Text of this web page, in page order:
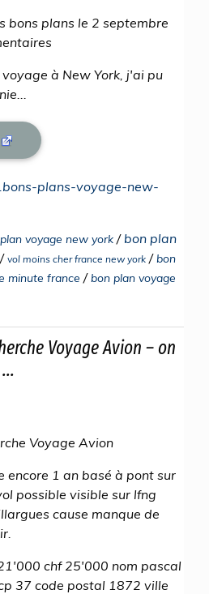
bons plans le 2 septembre
à New York, j'ai pu
plans-voyage-new-
voyage new york / bon plan
/ vol moins cher france new york /bon
minute france /bon plan voyage
Voyage Avion – on
Voyage Avion
encore 1 an basé à pont sur
possible visible sur lfng
cause manque de
chf 25'000 nom pascal
37 code postal 1872 ville